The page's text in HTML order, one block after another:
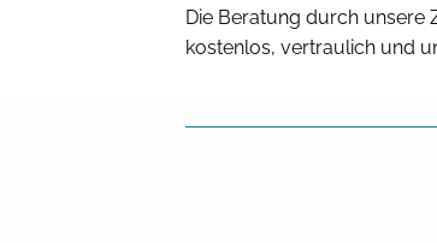
Die Beratung durch unsere
kostenlos, vertraulich und